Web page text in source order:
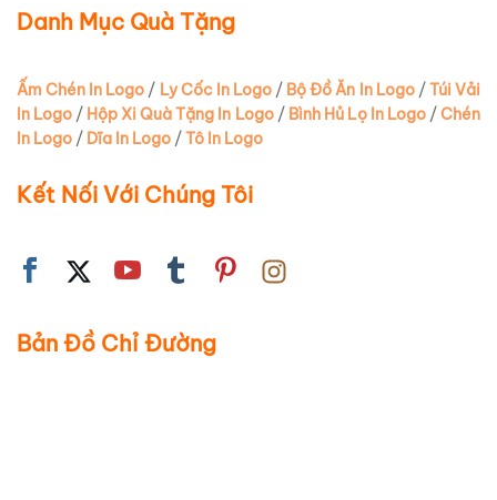
Danh Mục Quà Tặng
Ấm Chén In Logo / Ly Cốc In Logo/ Bộ Đồ Ăn In Logo/Túi Vải
In Logo / Hộp Xi Quà Tặng In Logo/ Bình Hủ Lọ In Logo/Chén
In Logo / Dĩa In Logo /Tô In Logo
Kết Nối Với Chúng Tôi
Bản Đồ Chỉ Đường